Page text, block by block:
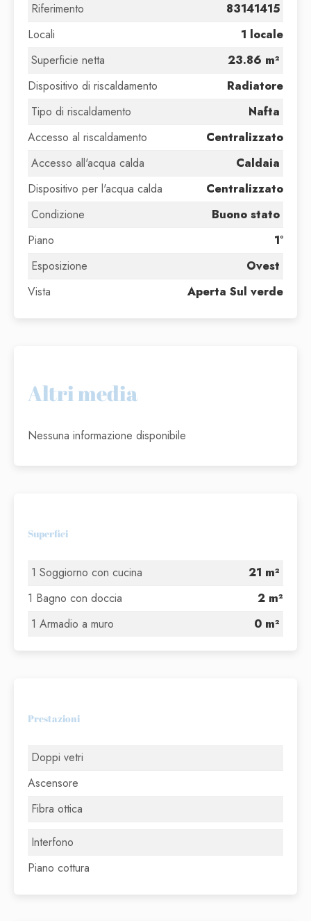
Riferimento
83141415
Locali
1 locale
Superficie netta
23.86 m²
Dispositivo di riscaldamento
Radiatore
Tipo di riscaldamento
Nafta
Accesso al riscaldamento
Centralizzato
Accesso all'acqua calda
Caldaia
Dispositivo per l'acqua calda
Centralizzato
Condizione
Buono stato
Piano
1°
Esposizione
Ovest
Vista
Aperta Sul verde
Altri media
Nessuna informazione disponibile
Superfici
1 Soggiorno con cucina
21 m²
1 Bagno con doccia
2 m²
1 Armadio a muro
0 m²
Prestazioni
Doppi vetri
Ascensore
Fibra ottica
Interfono
Piano cottura